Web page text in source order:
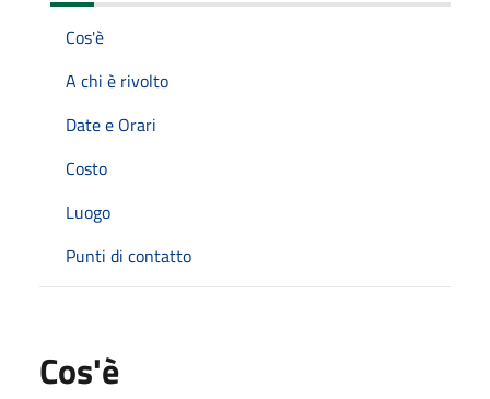
Cos'è
A chi è rivolto
Date e Orari
Costo
Luogo
Punti di contatto
Cos'è